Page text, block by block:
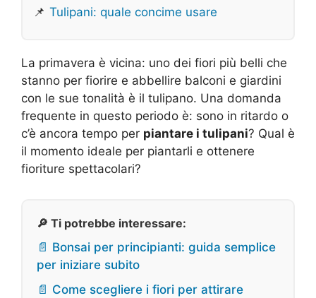
📌 Tulipani: quale concime usare
La primavera è vicina: uno dei fiori più belli che
stanno per fiorire e abbellire balconi e giardini
con le sue tonalità è il tulipano. Una domanda
frequente in questo periodo è: sono in ritardo o
c’è ancora tempo per piantare i tulipani? Qual è
il momento ideale per piantarli e ottenere
fioriture spettacolari?
🔎 Ti potrebbe interessare:
📄 Bonsai per principianti: guida semplice
per iniziare subito
📄 Come scegliere i fiori per attirare